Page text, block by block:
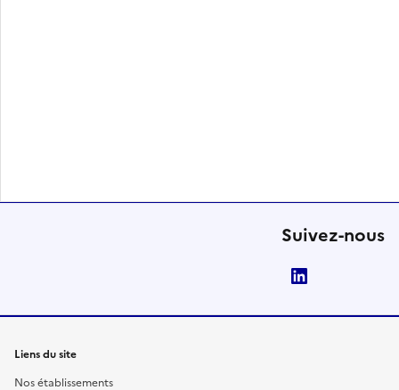
Suivez-nous
Liens du site
Nos établissements